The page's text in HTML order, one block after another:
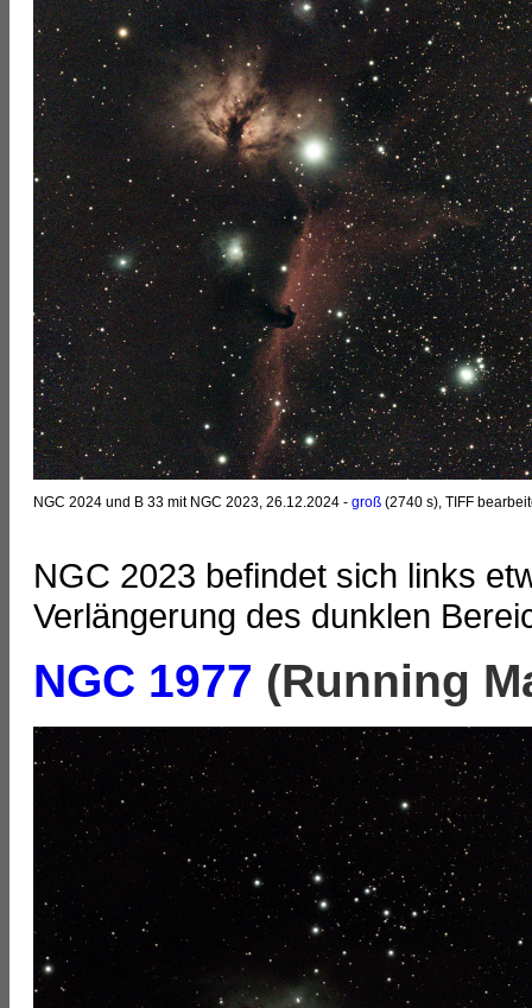
NGC 2024 und B 33 mit NGC 2023, 26.12.2024 - groß (2740 s), TIFF
NGC 2023 befindet sich links
Verlängerung des dunklen
NGC 1977 (Running